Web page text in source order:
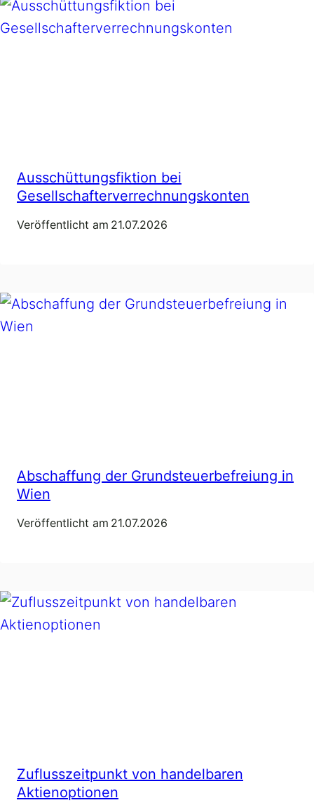
Ausschüttungsfiktion bei
Gesellschafterverrechnungskonten
Veröffentlicht am 21.07.2026
Abschaffung der Grundsteuerbefreiung in
Wien
Veröffentlicht am 21.07.2026
Zuflusszeitpunkt von handelbaren
Aktienoptionen